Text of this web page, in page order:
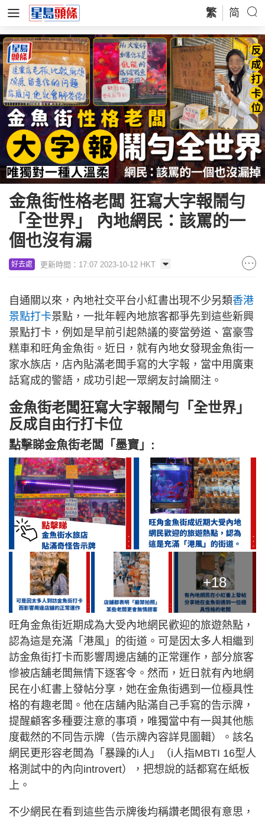
繁 简
金魚街性格老闆 狂寫大字報鬧勻
「全世界」 內地網民：該罵的一
個也沒有漏
好去處 更新時間：17:07 2023-10-12 HKT
自通關以來，內地社交平台小紅書出現不少另類香港
景點打卡景點，一批年輕內地旅客都爭先到這些新興
景點打卡，例如是早前引起熱議的麥當勞道、富豪雪
糕車和旺角金魚街。近日，就有內地女發現金魚街一
家水族店，店內貼滿老闆手寫的大字報，當中用廣東
話寫成的警語，成功引起一眾網友討論關注。
金魚街老闆狂寫大字報鬧勻「全世界」
反成自由行打卡位
點擊睇金魚街老闆「墨寶」:
+18
旺角金魚街近期成為大受內地網民歡迎的旅遊熱點，
認為這是充滿「港風」的街道。可是因太多人相繼到
訪金魚街打卡而影響周邊店舖的正常運作，部分旅客
慘被店舖老闆無情下逐客令。然而，近日就有內地網
民在小紅書上發帖分享，她在金魚街遇到一位極具性
格的有趣老闆。他在店舖內貼滿自己手寫的告示牌，
提醒顧客多種要注意的事項，唯獨當中有一與其他態
度截然的不同告示牌（告示牌內容詳見圖輯）。該名
網民更形容老闆為「暴躁的i人」（i人指MBTI 16型人
格測試中的內向introvert），把想說的話都寫在紙板
上。
不少網民在看到這些告示牌後均稱讚老闆很有意思，